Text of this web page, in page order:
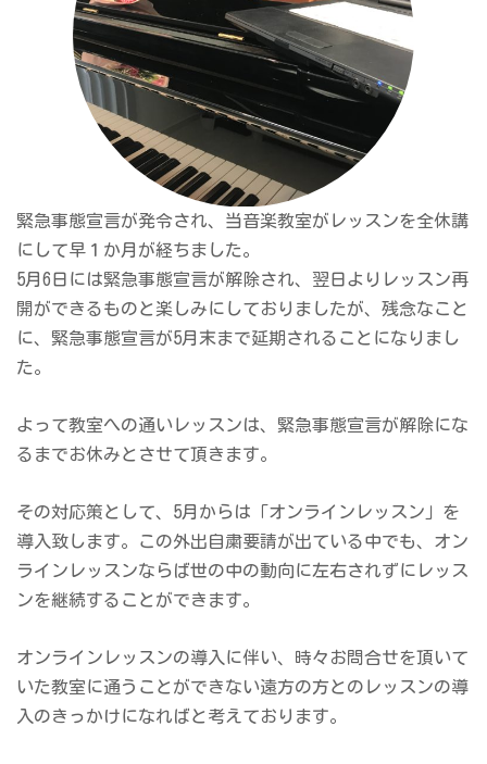
緊急事態宣言が発令され、当音楽教室がレッスンを全休講
にして早１か月が経ちました。
5月6日には緊急事態宣言が解除され、翌日よりレッスン再
開ができるものと楽しみにしておりましたが、残念なこと
に、緊急事態宣言が5月末まで延期されることになりまし
た。
よって教室への通いレッスンは、緊急事態宣言が解除にな
るまでお休みとさせて頂きます。
その対応策として、5月からは「オンラインレッスン」を
導入致します。この外出自粛要請が出ている中でも、オン
ラインレッスンならば世の中の動向に左右されずにレッス
ンを継続することができます。
オンラインレッスンの導入に伴い、時々お問合せを頂いて
いた教室に通うことができない遠方の方とのレッスンの導
入のきっかけになればと考えております。